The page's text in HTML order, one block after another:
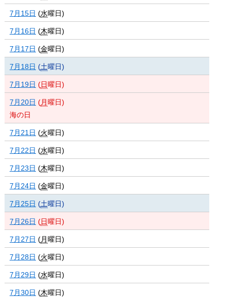
7月15日 (水曜日)
7月16日 (木曜日)
7月17日 (金曜日)
7月18日 (土曜日)
7月19日 (日曜日)
7月20日 (月曜日)
海の日
7月21日 (火曜日)
7月22日 (水曜日)
7月23日 (木曜日)
7月24日 (金曜日)
7月25日 (土曜日)
7月26日 (日曜日)
7月27日 (月曜日)
7月28日 (火曜日)
7月29日 (水曜日)
7月30日 (木曜日)